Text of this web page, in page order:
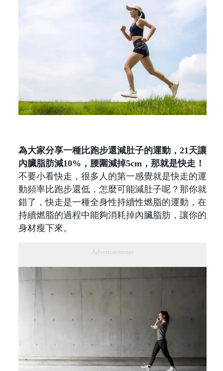
為大家分享一種比跑步還減肚子的運動，21天讓
內臟脂肪減10%，腰圍減掉5cm，那就是快走！
不要小看快走，很多人的第一感覺就是快走的運
動頻率比跑步還低，怎麼可能減肚子呢？那你就
錯了，快走是一種全身性持續性燃脂的運動，在
持續燃脂的過程中能夠消耗掉內臟脂肪，讓你的
身材瘦下來。
Advertisements